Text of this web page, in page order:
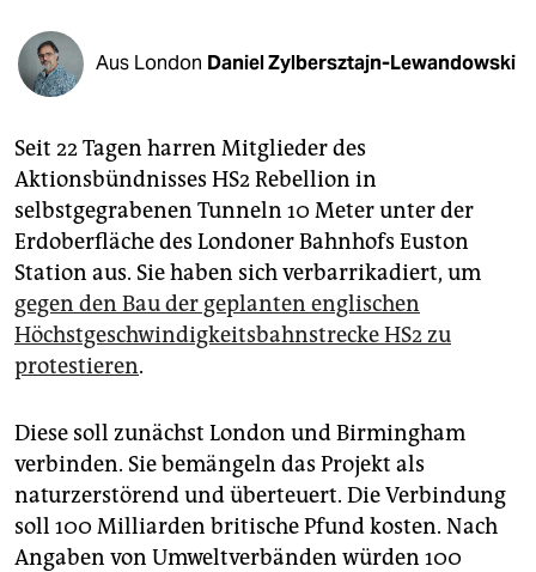
fragen & hilfe
unterstützen
genossenschaft
epaper login
Aus London Daniel Zylbersztajn-Lewandowski
Seit 22 Tagen harren Mitglieder des
Aktionsbündnisses HS2 Rebellion in
selbstgegrabenen Tunneln 10 Meter unter der
Erdoberfläche des Londoner Bahnhofs Euston
Station aus. Sie haben sich verbarrikadiert, um
gegen den Bau der geplanten englischen
Höchstgeschwindigkeitsbahnstrecke HS2 zu
protestieren.
Diese soll zunächst London und Birmingham
verbinden. Sie bemängeln das Projekt als
naturzerstörend und überteuert. Die Verbindung
soll 100 Milliarden britische Pfund kosten. Nach
Angaben von Umweltverbänden würden 100